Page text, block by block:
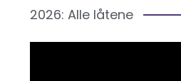
2026: Alle låtene